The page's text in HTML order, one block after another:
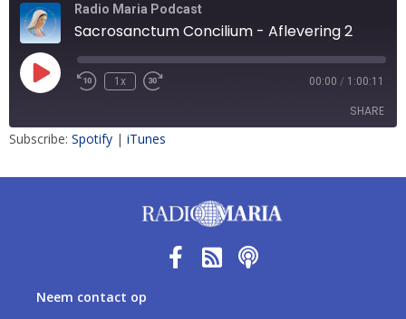
Radio Maria Podcast
Sacrosanctum Concilium - Aflevering 2
1x 00:00 / 1:00:11
SHARE
Subscribe: Spotify | iTunes
Neem contact op